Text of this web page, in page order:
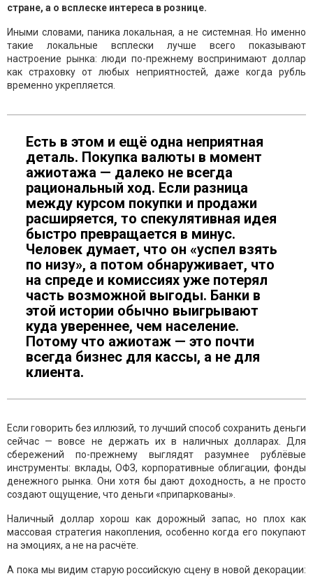
стране, а о всплеске интереса в рознице.
Иными словами, паника локальная, а не системная. Но именно
такие локальные всплески лучше всего показывают
настроение рынка: люди по-прежнему воспринимают доллар
как страховку от любых неприятностей, даже когда рубль
временно укрепляется.
Есть в этом и ещё одна неприятная
деталь. Покупка валюты в момент
ажиотажа — далеко не всегда
рациональный ход. Если разница
между курсом покупки и продажи
расширяется, то спекулятивная идея
быстро превращается в минус.
Человек думает, что он «успел взять
по низу», а потом обнаруживает, что
на спреде и комиссиях уже потерял
часть возможной выгоды. Банки в
этой истории обычно выигрывают
куда увереннее, чем население.
Потому что ажиотаж — это почти
всегда бизнес для кассы, а не для
клиента.
Если говорить без иллюзий, то лучший способ сохранить деньги
сейчас — вовсе не держать их в наличных долларах. Для
сбережений по-прежнему выглядят разумнее рублёвые
инструменты: вклады, ОФЗ, корпоративные облигации, фонды
денежного рынка. Они хотя бы дают доходность, а не просто
создают ощущение, что деньги «припаркованы».
Наличный доллар хорош как дорожный запас, но плох как
массовая стратегия накопления, особенно когда его покупают
на эмоциях, а не на расчёте.
А пока мы видим старую российскую сцену в новой декорации: